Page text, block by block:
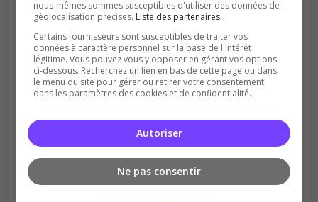
Soutient la communauté
Plus de visibilité = plus de joueurs
Récompenses possibles
nous-mêmes sommes susceptibles d'utiliser des données de
géolocalisation précises. Liste des partenaires.
Certains fournisseurs sont susceptibles de traiter vos
données à caractère personnel sur la base de l'intérêt
légitime. Vous pouvez vous y opposer en gérant vos options
ci-dessous. Recherchez un lien en bas de cette page ou dans
le menu du site pour gérer ou retirer votre consentement
dans les paramètres des cookies et de confidentialité.
Autoriser
Ne pas consentir